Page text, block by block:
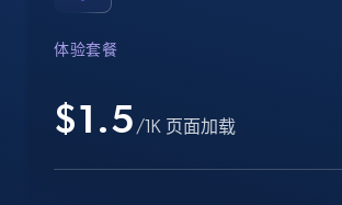
Crunchbase companies information
Name, URL, ID, Cb rank, Region, About,
Business Popular Enriched
体验套餐
$1.5 /1K 页面加载